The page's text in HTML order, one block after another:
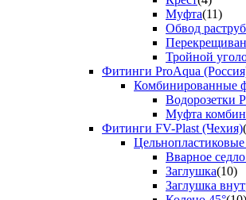
Муфта(11)
Обвод
Тройной
Фитинги ProAqua
Комбинированные
Водорозетки
Муфта
Фитинги FV-Plast (Чехия)
Вварное
Заглушка(10)
Заглушка